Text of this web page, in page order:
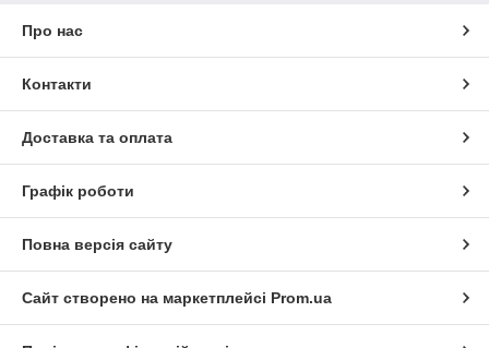
Про нас
Контакти
Доставка та оплата
Графік роботи
Повна версія сайту
Сайт створено на маркетплейсі Prom.ua